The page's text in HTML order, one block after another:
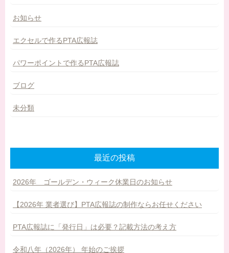
お知らせ
エクセルで作るPTA広報誌
パワーポイントで作るPTA広報誌
ブログ
未分類
最近の投稿
2026年 ゴールデン・ウィーク休業日のお知らせ
【2026年 業者選び】PTA広報誌の制作ならお任せください
PTA広報誌に「発行日」は必要？記載方法の考え方
令和八年（2026年） 年始のご挨拶